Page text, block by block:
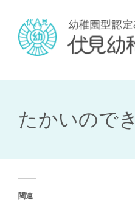
たかいので
関連